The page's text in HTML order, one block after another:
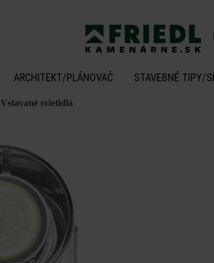
ARCHITEKT/PLÁNOVAČ STAVEBNÉ TIPY/
Vstavané svietidlá